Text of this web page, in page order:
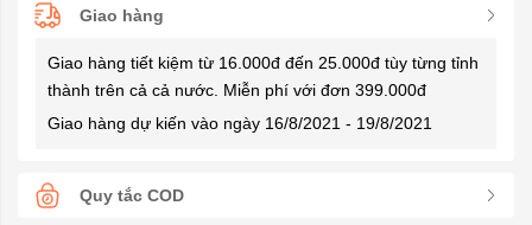
Giao hàng
Giao hàng tiết kiệm từ 16.000đ đến 25.000đ tùy từng tỉnh
thành trên cả cả nước. Miễn phí với đơn 399.000đ
Giao hàng dự kiến vào ngày 16/8/2021 - 19/8/2021
Quy tắc COD